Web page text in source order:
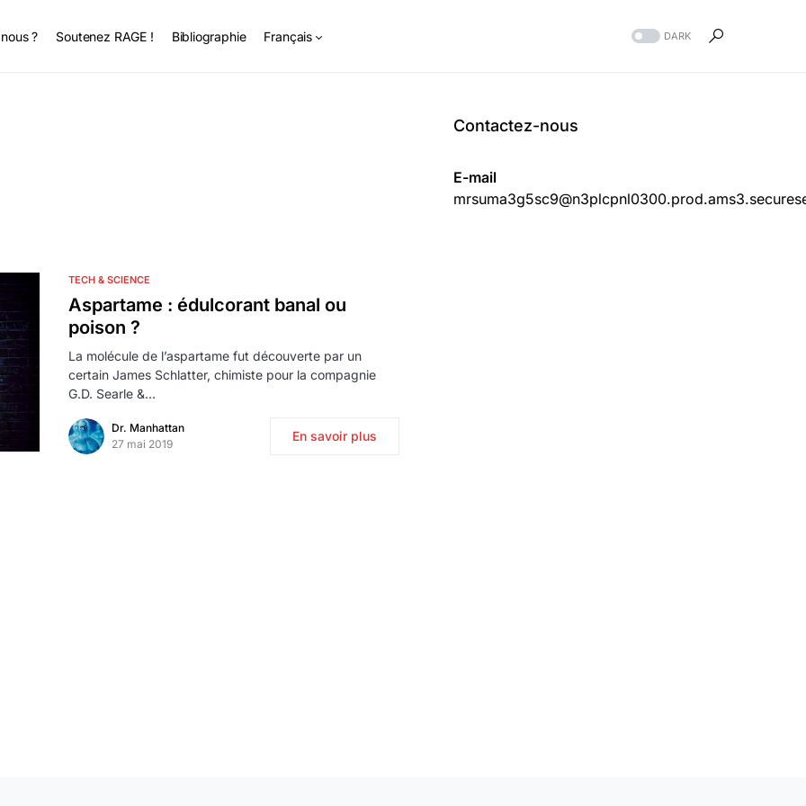
? Soutenez RAGE ! Bibliographie Français DARK
TECH & SCIENCE
Aspartame : édulcorant banal ou
poison ?
La molécule de l’aspartame fut découverte par un
certain James Schlatter, chimiste pour la compagnie
G.D. Searle &…
Dr. Manhattan
27 mai 2019
En savoir plus
Contactez-nous
E-mail